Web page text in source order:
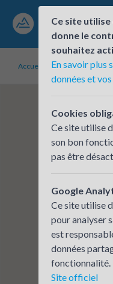
Accueil Établissements
Ce site
donne le
souhaitez
En savoir plus
données et
Cookies
Ce site utilise
son bon
pas être
Google
Ce site utilise
pour analyser
est
données
fonctionnalité.
Site officiel